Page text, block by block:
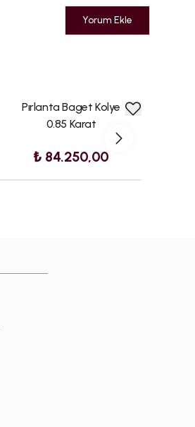
Yorum Ekle
Pırlanta Baget Kolye
0.85 Karat
₺ 84.250,00